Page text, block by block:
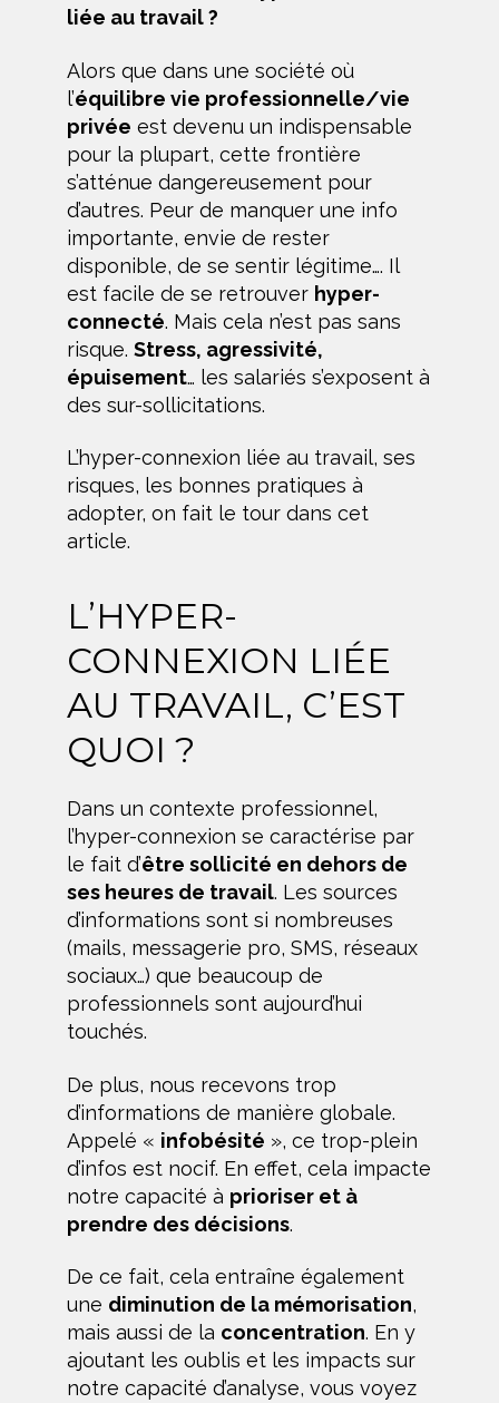
liée au travail ?
Alors que dans une société où
l’équilibre vie professionnelle/vie
privée est devenu un indispensable
pour la plupart, cette frontière
s’atténue dangereusement pour
d’autres. Peur de manquer une info
importante, envie de rester
disponible, de se sentir légitime…. Il
est facile de se retrouver hyper-
connecté. Mais cela n’est pas sans
risque. Stress, agressivité,
épuisement… les salariés s’exposent à
des sur-sollicitations.
L’hyper-connexion liée au travail, ses
risques, les bonnes pratiques à
adopter, on fait le tour dans cet
article.
L’HYPER-
CONNEXION LIÉE
AU TRAVAIL, C’EST
QUOI ?
Dans un contexte professionnel,
l’hyper-connexion se caractérise par
le fait d’être sollicité en dehors de
ses heures de travail. Les sources
d’informations sont si nombreuses
(mails, messagerie pro, SMS, réseaux
sociaux…) que beaucoup de
professionnels sont aujourd’hui
touchés.
De plus, nous recevons trop
d’informations de manière globale.
Appelé « infobésité », ce trop-plein
d’infos est nocif. En effet, cela impacte
notre capacité à prioriser et à
prendre des décisions.
De ce fait, cela entraîne également
une diminution de la mémorisation,
mais aussi de la concentration. En y
ajoutant les oublis et les impacts sur
notre capacité d’analyse, vous voyez